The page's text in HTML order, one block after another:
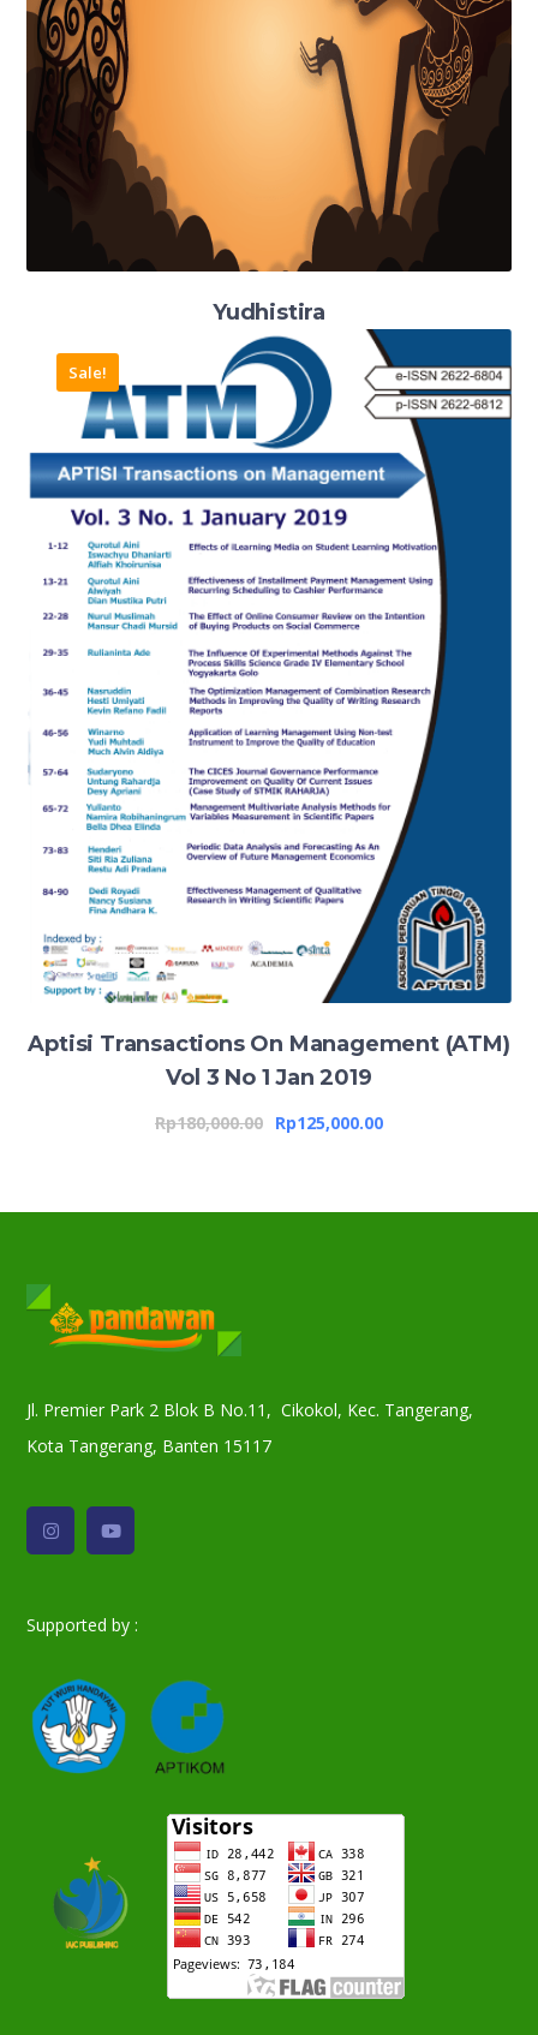
Yudhistira
Sale!
Aptisi Transactions On Management (ATM)
Vol 3 No 1 Jan 2019
Rp180,000.00 Rp125,000.00
Jl. Premier Park 2 Blok B No.11, Cikokol, Kec. Tangerang,
Kota Tangerang, Banten 15117
Supported by :